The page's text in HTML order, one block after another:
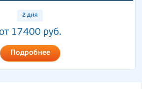
2 дня
от 17400 руб.
Подробнее